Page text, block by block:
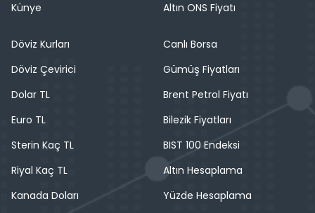
Künye
Altın ONS Fiyatı
Döviz Kurları
Döviz Çevirici
Dolar TL
Euro TL
Sterin Kaç TL
Riyal Kaç TL
Kanada Doları
Canlı Borsa
Gümüş Fiyatları
Brent Petrol Fiyatı
Bilezik Fiyatları
BIST 100 Endeksi
Altın Hesaplama
Yüzde Hesaplama